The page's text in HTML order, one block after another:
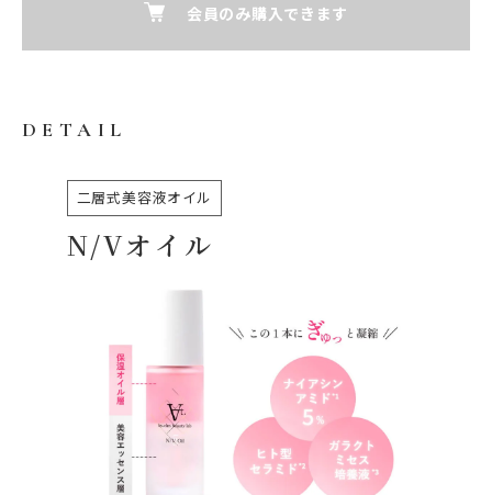
会員のみ購入できます
DETAIL
二層式美容液オイル
N/Vオイル